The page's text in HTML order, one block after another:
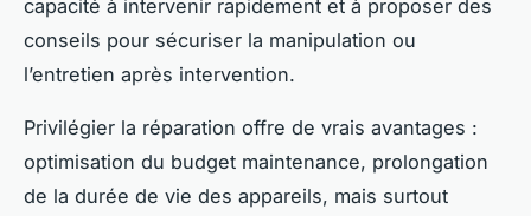
capacité à intervenir rapidement et à proposer des
conseils pour sécuriser la manipulation ou
l’entretien après intervention.
Privilégier la réparation offre de vrais avantages :
optimisation du budget maintenance, prolongation
de la durée de vie des appareils, mais surtout